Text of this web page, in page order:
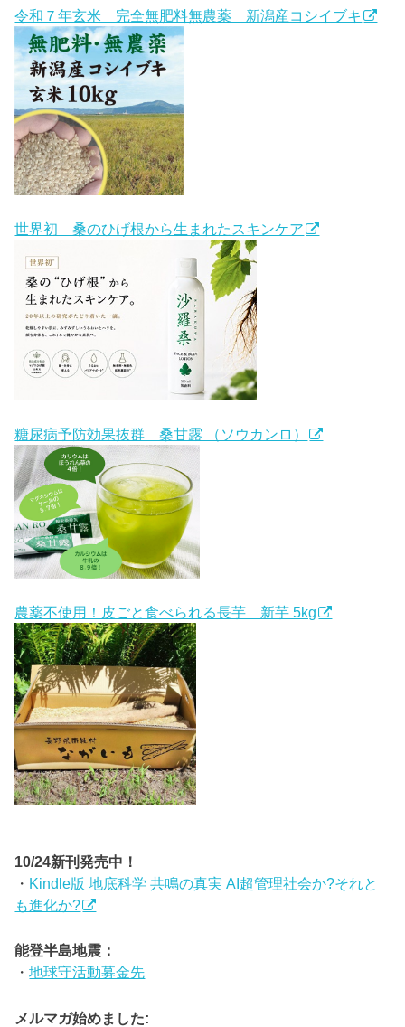
令和７年玄米 完全無肥料無農薬 新潟産コシイブキ
世界初 桑のひげ根から生まれたスキンケア
糖尿病予防効果抜群 桑甘露 （ソウカンロ）
農薬不使用！皮ごと食べられる長芋 新芋 5kg
10/24新刊発売中！
・ Kindle版 地底科学 共鳴の真実 AI超管理社会か?それと
も進化か?
能登半島地震：
・地球守活動募金先
メルマガ始めました: